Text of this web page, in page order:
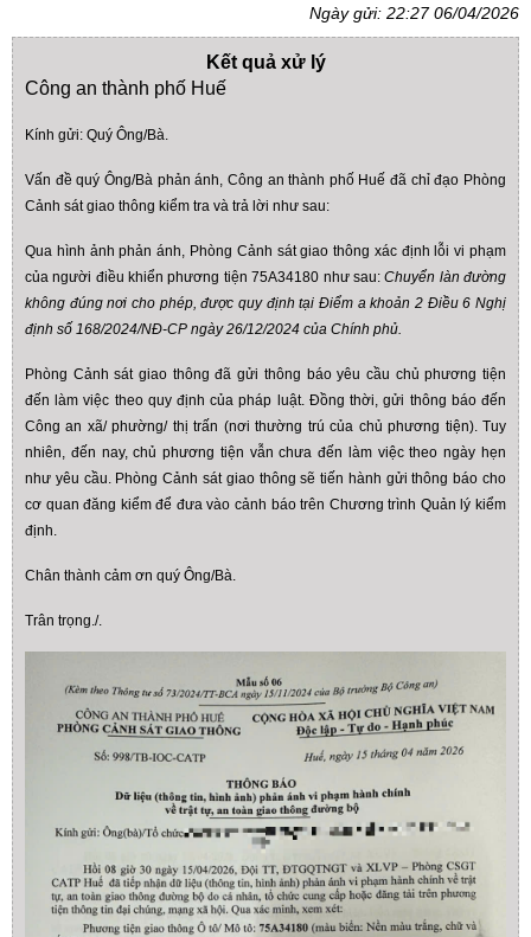
Ngày gửi: 22:27 06/04/2026
Kết quả xử lý
Công an thành phố Huế
Kính gửi: Quý Ông/Bà.
Vấn đề quý Ông/Bà phản ánh, Công an thành phố Huế đã chỉ đạo Phòng
Cảnh sát giao thông kiểm tra và trả lời như sau:
Qua hình ảnh phản ánh, Phòng Cảnh sát giao thông xác định lỗi vi phạm
của người điều khiển phương tiện 75A34180 như sau:Chuyển làn đường
không đúng nơi cho phép, được quy định tại Điểm a khoản 2 Điều 6 Nghị
định số 168/2024/NĐ-CP ngày 26/12/2024 của Chính phủ.
Phòng Cảnh sát giao thông đã gửi thông báo yêu cầu chủ phương tiện
đến làm việc theo quy định của pháp luật. Đồng thời, gửi thông báo đến
Công an xã/ phường/ thị trấn (nơi thường trú của chủ phương tiện). Tuy
nhiên, đến nay, chủ phương tiện vẫn chưa đến làm việc theo ngày hẹn
như yêu cầu. Phòng Cảnh sát giao thông sẽ tiến hành gửi thông báo cho
cơ quan đăng kiểm để đưa vào cảnh báo trên Chương trình Quản lý kiểm
định.
Chân thành cảm ơn quý Ông/Bà.
Trân trọng./.